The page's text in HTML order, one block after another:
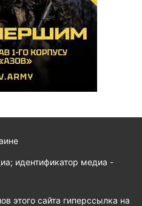
идентификатор медиа -
этого сайта гиперссылка на